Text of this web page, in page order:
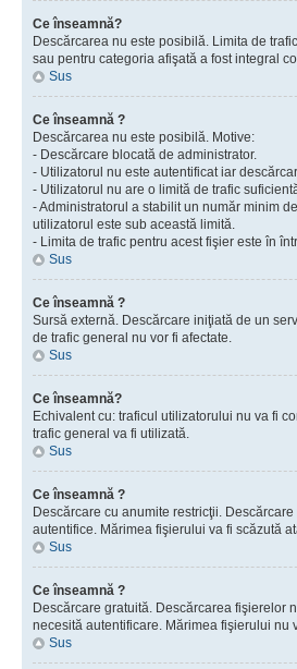
Ce înseamnă?
Descărcarea nu este posibilă. Limita de
sau pentru categoria afişată a fost integral
Sus
Ce înseamnă ?
Descărcarea nu este posibilă. Motive:
- Descărcare blocată de administrator.
- Utilizatorul nu este autentificat iar
- Utilizatorul nu are o limită de trafic
- Administratorul a stabilit un număr minim
utilizatorul este sub această limită.
- Limita de trafic pentru acest fişier este în
Sus
Ce înseamnă ?
Sursă externă. Descărcare iniţiată de un
de trafic general nu vor fi afectate.
Sus
Ce înseamnă?
Echivalent cu: traficul utilizatorului nu va fi
trafic general va fi utilizată.
Sus
Ce înseamnă ?
Descărcare cu anumite restricţii.
autentifice. Mărimea fişierului va fi scăzută
Sus
Ce înseamnă ?
Descărcare gratuită. Descărcarea fişierelor
necesită autentificare. Mărimea fişierului
Sus